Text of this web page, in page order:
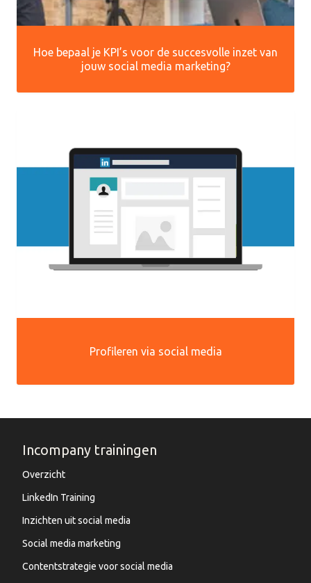
Hoe bepaal je KPI’s voor de succesvolle inzet van
jouw social media marketing?
Profileren via social media
Incompany trainingen
Overzicht
LinkedIn Training
Inzichten uit social media
Social media marketing
Contentstrategie voor social media